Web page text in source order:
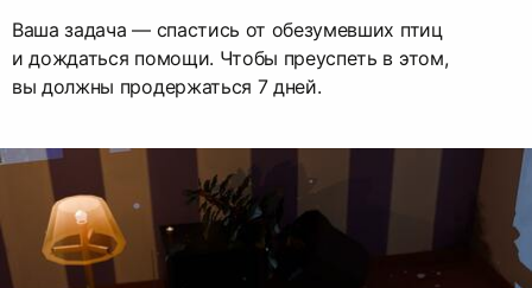
Ваша задача — спастись от обезумевших птиц
и дождаться помощи. Чтобы преуспеть в этом,
вы должны продержаться 7 дней.